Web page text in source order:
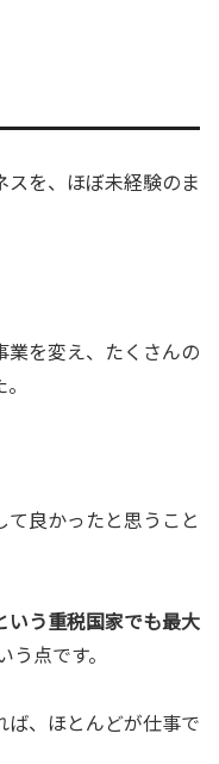
を、ほぼ未経験のま
を変え、たくさんの
良かったと思うこと
いう重税国家でも最大
う点です。
、ほとんどが仕事で